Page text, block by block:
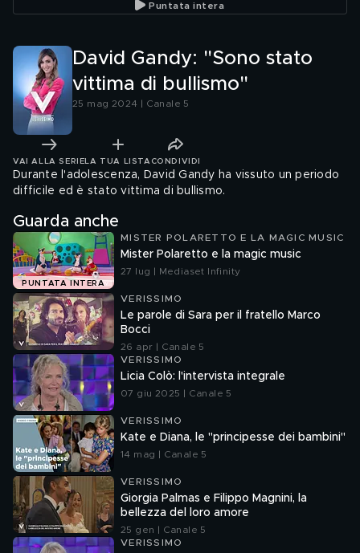
Puntata intera
David Gandy: "Sono stato
vittima di bullismo"
25 mag 2024 | Canale 5
VAI ALLA SERIE LA TUA LISTA CONDIVIDI
Durante l'adolescenza, David Gandy ha vissuto un periodo
difficile ed è stato vittima di bullismo.
Guarda anche
PUNTATA INTERA
MISTER POLARETTO E LA MAGIC MUSIC
Mister Polaretto e la magic music
27 lug | Mediaset Infinity
VERISSIMO
Le parole di Sara per il fratello Marco
Bocci
26 apr | Canale 5
VERISSIMO
Licia Colò: l'intervista integrale
07 giu 2025 | Canale 5
VERISSIMO
Kate e Diana, le "principesse dei bambini"
14 mag | Canale 5
VERISSIMO
Giorgia Palmas e Filippo Magnini, la
bellezza del loro amore
25 gen | Canale 5
VERISSIMO